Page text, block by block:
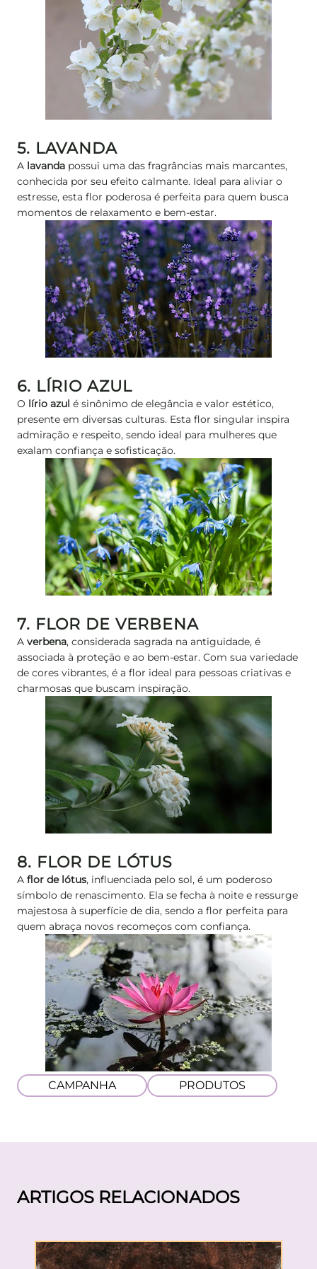
5. LAVANDA
A lavanda possui uma das fragrâncias mais marcantes,
conhecida por seu efeito calmante. Ideal para aliviar o
estresse, esta flor poderosa é perfeita para quem busca
momentos de relaxamento e bem-estar.
6. LÍRIO AZUL
O lírio azul é sinônimo de elegância e valor estético,
presente em diversas culturas. Esta flor singular inspira
admiração e respeito, sendo ideal para mulheres que
exalam confiança e sofisticação.
7. FLOR DE VERBENA
A verbena, considerada sagrada na antiguidade, é
associada à proteção e ao bem-estar. Com sua variedade
de cores vibrantes, é a flor ideal para pessoas criativas e
charmosas que buscam inspiração.
8. FLOR DE LÓTUS
A flor de lótus, influenciada pelo sol, é um poderoso
símbolo de renascimento. Ela se fecha à noite e ressurge
majestosa à superfície de dia, sendo a flor perfeita para
quem abraça novos recomeços com confiança.
CAMPANHA PRODUTOS
ARTIGOS RELACIONADOS